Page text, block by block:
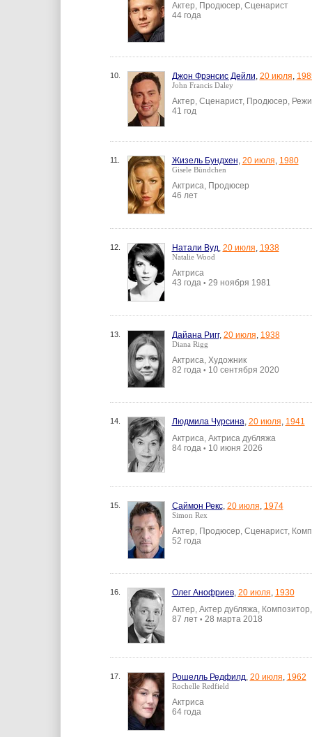
Актер, Продюсер, Сценарист
44 года
10. Джон Фрэнсис Дейли, 20 июля,
John Francis Daley
Актер, Сценарист, Продюсер,
41 год
11. Жизель Бундхен, 20 июля, 1980
Gisele Bündchen
Актриса, Продюсер
46 лет
12. Натали Вуд, 20 июля, 1938
Natalie Wood
Актриса
43 года • 29 ноября 1981
13. Дайана Ригг, 20 июля, 1938
Diana Rigg
Актриса, Художник
82 года • 10 сентября 2020
14. Людмила Чурсина, 20 июля, 1941
Актриса, Актриса дубляжа
84 года • 10 июня 2026
15. Саймон Рекс, 20 июля, 1974
Simon Rex
Актер, Продюсер, Сценарист,
52 года
16. Олег Анофриев, 20 июля, 1930
Актер, Актер дубляжа,
87 лет • 28 марта 2018
17. Рошелль Редфилд, 20 июля, 1962
Rochelle Redfield
Актриса
64 года